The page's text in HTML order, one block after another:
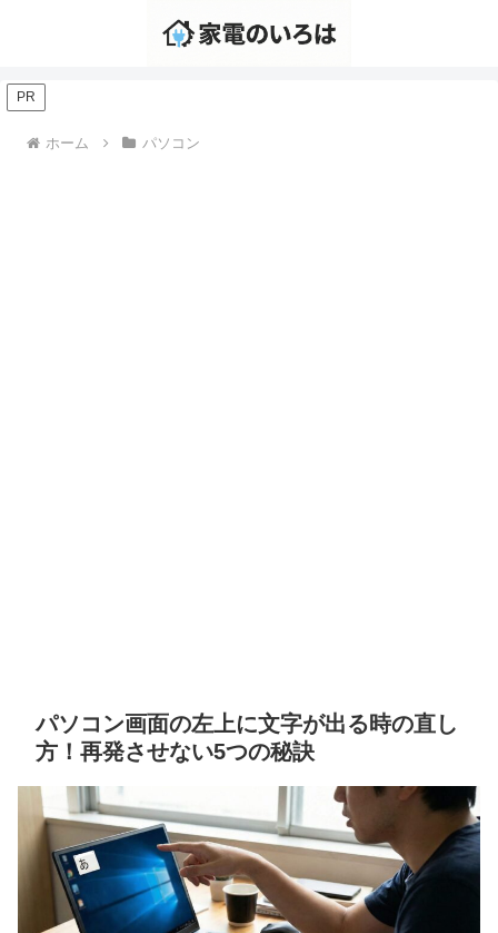
PR
ホーム パソコン
パソコン画面の左上に文字が出る時の直し
方！再発させない5つの秘訣